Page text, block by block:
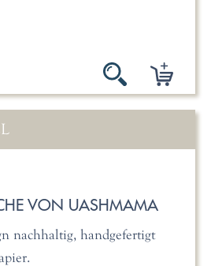
VON UASHMAMA
nachhaltig, handgefertigt